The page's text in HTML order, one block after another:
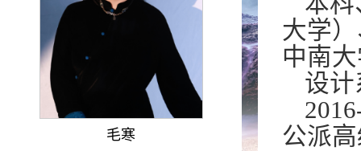
毛寒
大学
中南
设计
公派